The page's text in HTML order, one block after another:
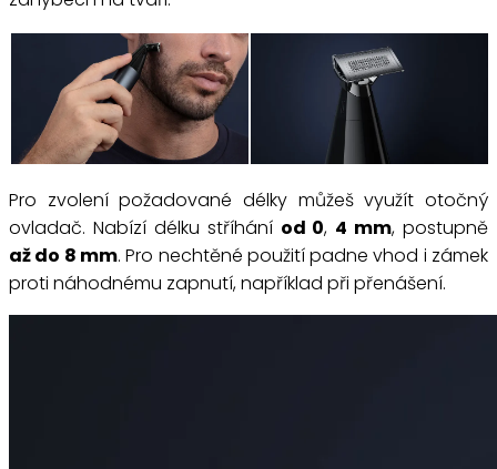
Pro zvolení požadované délky můžeš využít otočný
ovladač. Nabízí délku stříhání od 0, 4 mm, postupně
až do 8 mm. Pro nechtěné použití padne vhod i zámek
proti náhodnému zapnutí, například při přenášení.